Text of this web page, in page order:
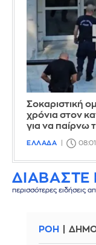
Σοκαριστική
χρόνια στον
για να παίρνω
ΕΛΛΑΔΑ
ΔΙΑΒΑΣΤΕ
περισσότερες ειδήσεις
ΡΟΗ